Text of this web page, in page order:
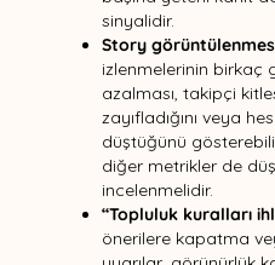
sinyalidir.
Story
izlenmelerinin birkaç
azalması, takipçi
zayıfladığını veya
düştüğünü
diğer metrikler de
incelenmelidir.
“Topluluk kuralları
önerilere kapatma